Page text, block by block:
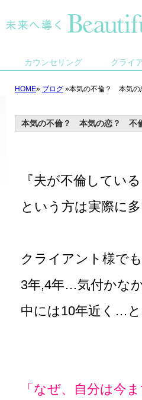
カウンセリング クライ
HOME» ブログ »本気の不倫？ 本気の
本気の不倫？ 本気の恋？ 不
『夫が不倫してい
という方は実際に多
クライアント様で
3年,4年…気付かな
中には10年近く…
「なぜ、自分は今